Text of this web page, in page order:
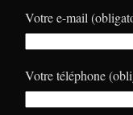
Votre e-mail
Votre téléphone